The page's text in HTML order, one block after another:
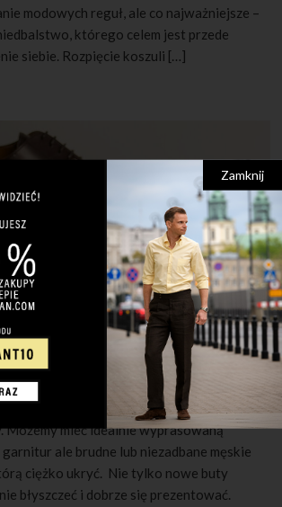
modowych reguł, ale co najważniejsze –
którego celem jest przede
siebie. Rozpięcie koszuli […]
1 KOMENTARZ
męskie buty?
buty są niezwykle istotnym elementem
Możemy mieć idealnie wyprasowaną
ale brudne lub niezadbane męskie
ciężko ukryć. Nie tylko nowe buty
błyszczeć i dobrze się prezentować.
Zamknij